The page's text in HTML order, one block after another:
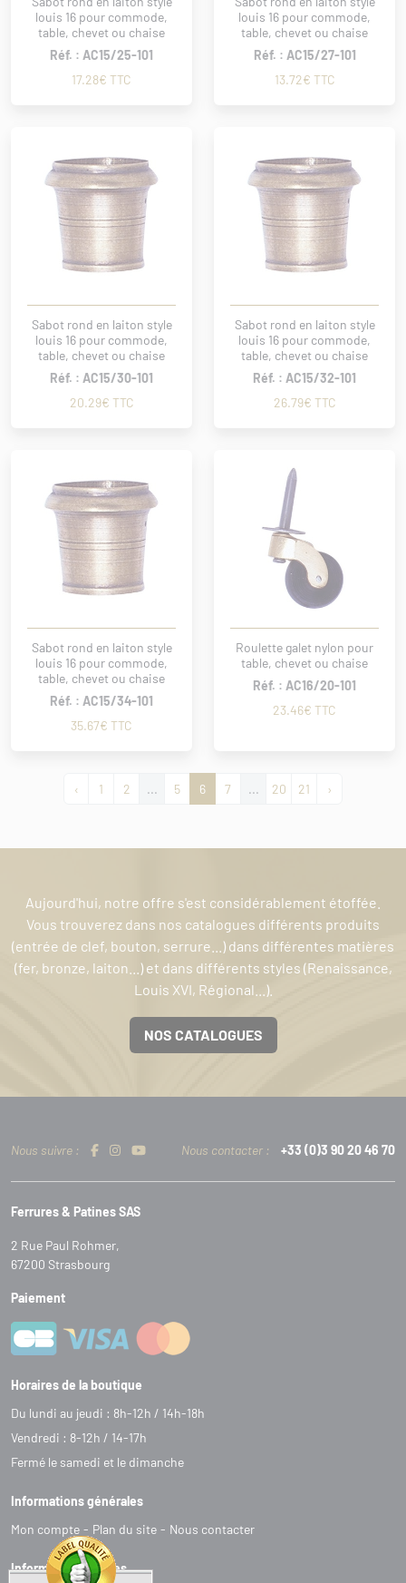
louis 16 pour commode,
table, chevet ou chaise
Réf. : AC15/25-101
17.28€ TTC
louis 16 pour commode,
table, chevet ou chaise
Réf. : AC15/27-101
13.72€ TTC
Sabot rond en laiton style
louis 16 pour commode,
table, chevet ou chaise
Réf. : AC15/30-101
20.29€ TTC
Sabot rond en laiton style
louis 16 pour commode,
table, chevet ou chaise
Réf. : AC15/32-101
26.79€ TTC
Sabot rond en laiton style
louis 16 pour commode,
table, chevet ou chaise
Réf. : AC15/34-101
35.67€ TTC
Roulette galet nylon pour
table, chevet ou chaise
Réf. : AC16/20-101
23.46€ TTC
‹ 1 2 ... 5 6 7 ... 20 21 ›
Aujourd'hui, notre offre s'est considérablement étoffée.
Vous trouverez dans nos catalogues différents produits
(entrée de clef, bouton, serrure...) dans différentes matières
(fer, bronze, laiton...) et dans différents styles (Renaissance,
Louis XVI, Régional...).
NOS CATALOGUES
Nous suivre : Nous contacter : +33 (0)3 90 20 46 70
Ferrures & Patines SAS
2 Rue Paul Rohmer,
67200 Strasbourg
Paiement
Horaires de la boutique
Du lundi au jeudi : 8h-12h / 14h-18h
Vendredi : 8-12h / 14-17h
Fermé le samedi et le dimanche
Informations générales
Mon compte
Plan du site Nous contacter
Informations légales